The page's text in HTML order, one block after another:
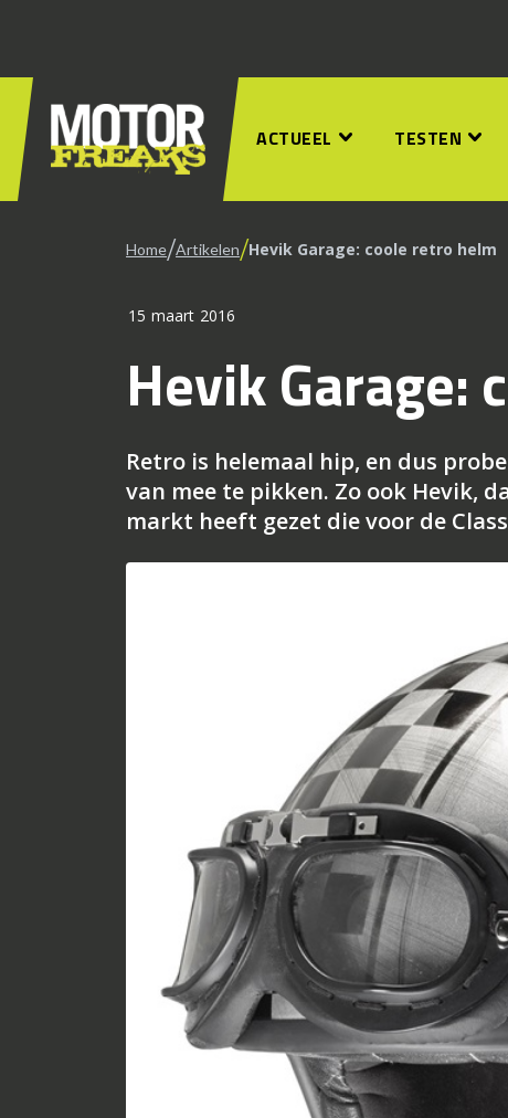
ACTUEEL TESTEN
Home/Artikelen/Hevik Garage: coole retro helm
15 maart 2016
Hevik Garage:
Retro is helemaal hip, en dus
van mee te pikken. Zo ook Hevik,
markt heeft gezet die voor de